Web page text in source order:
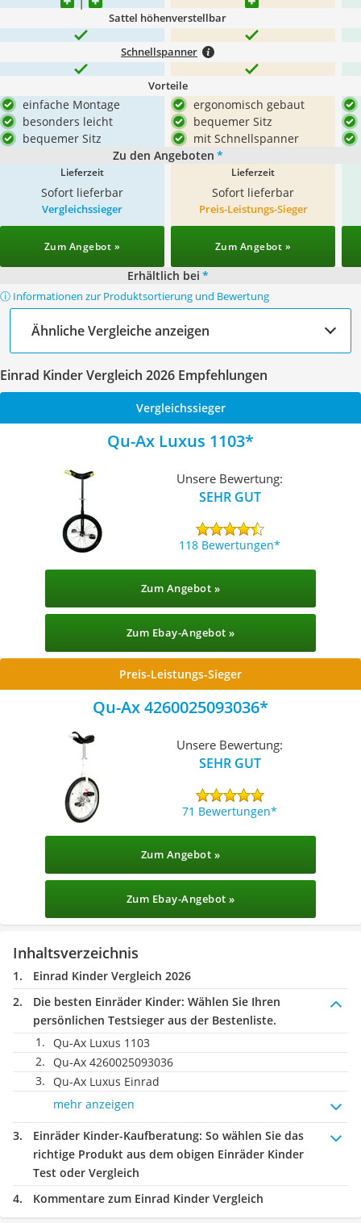
Sattel höhenverstellbar
Schnellspanner
Vorteile
einfache Montage
besonders leicht
bequemer Sitz
ergonomisch gebaut
bequemer Sitz
mit Schnellspanner
Zu den Angeboten *
Lieferzeit
Sofort lieferbar
Lieferzeit
Sofort lieferbar
Vergleichssieger
Zum Angebot »
Preis-Leistungs-Sieger
Zum Angebot »
Erhältlich bei *
ⓘ Informationen zur Produktsortierung und Bewertung
Ähnliche Vergleiche anzeigen
Einrad Kinder Vergleich 2026 Empfehlungen
Vergleichssieger
Qu-Ax Luxus 1103
Unsere Bewertung:
SEHR GUT
118 Bewertungen
Zum Angebot »
Zum Ebay-Angebot »
Preis-Leistungs-Sieger
Qu-Ax 4260025093036
Unsere Bewertung:
SEHR GUT
71 Bewertungen
Zum Angebot »
Zum Ebay-Angebot »
Inhaltsverzeichnis
Einrad Kinder Vergleich 2026
Die besten Einräder Kinder: Wählen Sie Ihren
persönlichen Testsieger aus der Bestenliste.
Qu-Ax Luxus 1103
Qu-Ax 4260025093036
Qu-Ax Luxus Einrad
mehr anzeigen
Einräder Kinder-Kaufberatung: So wählen Sie das
richtige Produkt aus dem obigen Einräder Kinder
Test oder Vergleich
Kommentare zum Einrad Kinder Vergleich